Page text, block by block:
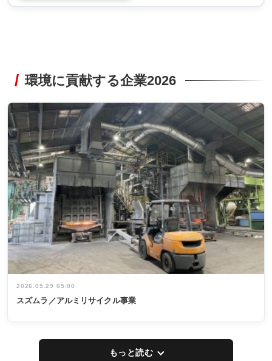
環境に貢献する企業2026
2026.05.29 05:00
スズムラ／アルミリサイクル事業
もっと読む